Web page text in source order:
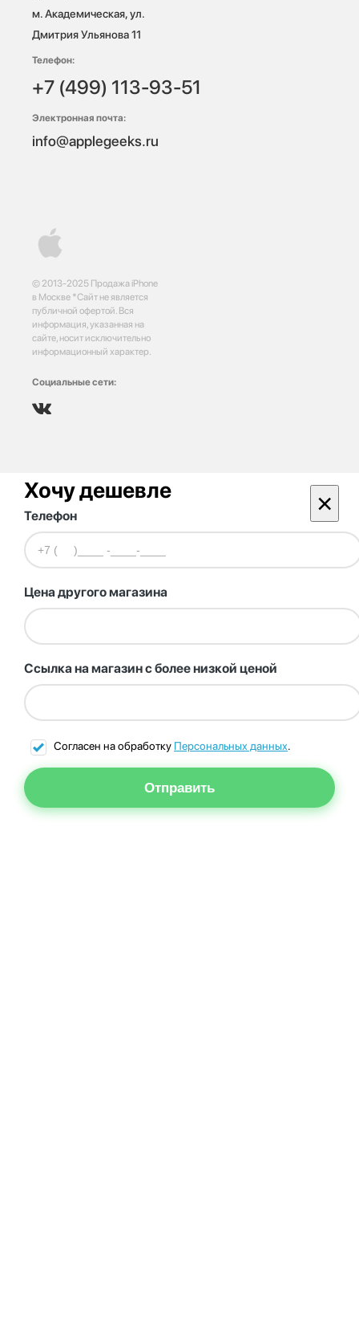
© 2013-2025 Продажа iPhone
в Москве *Сайт не является
публичной офертой. Вся
информация, указанная на
сайте, носит исключительно
информационный характер.
Социальные сети:
м. Академическая, ул.
Дмитрия Ульянова 11
Телефон:
+7 (499) 113-93-51
Электронная почта:
info@applegeeks.ru
Хочу дешевле ×
Телефон
Цена другого магазина
Ссылка на магазин с более низкой ценой
Согласен на обработку Персональных данных.
Отправить